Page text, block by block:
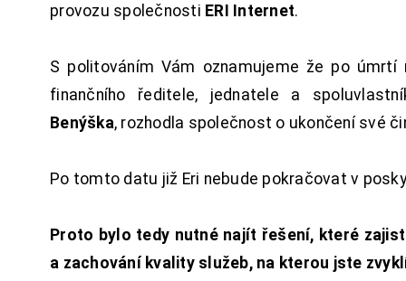
provozu společnosti ERI Internet.
S politováním Vám oznamujeme že po úmrtí
finančního ředitele, jednatele a
Benýška, rozhodla společnost o ukončení své
Po tomto datu již Eri nebude pokračovat v
Proto bylo tedy nutné najít řešení, které
a zachování kvality služeb, na kterou jste